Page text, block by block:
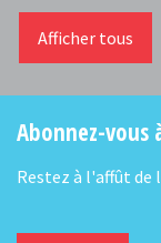
Afficher tous
Abonnez-
Restez à l'affût